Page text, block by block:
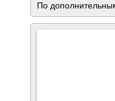
По